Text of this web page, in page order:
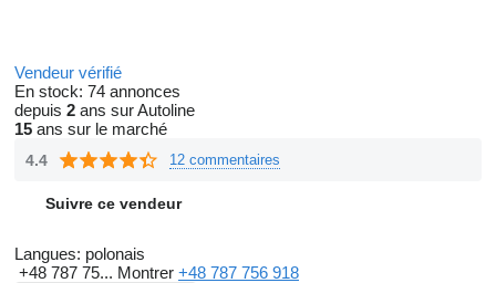
Vendeur vérifié
En stock: 74 annonces
depuis 2 ans sur Autoline
15 ans sur le marché
4.4 12 commentaires
Suivre ce vendeur
Langues: polonais
+48 787 75... Montrer +48 787 756 918